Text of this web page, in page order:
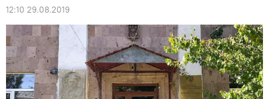
12:10 29.08.2019